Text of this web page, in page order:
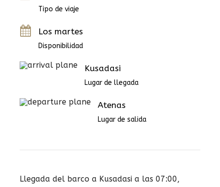
Tipo de viaje
Los martes
Disponibilidad
Kusadasi
Lugar de llegada
Atenas
Lugar de salida
Llegada del barco a Kusadasi a las 07:00,